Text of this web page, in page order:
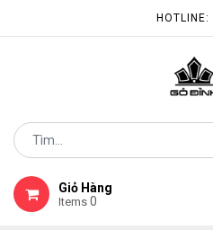
HOTLINE:
Giỏ Hàng
Items 0